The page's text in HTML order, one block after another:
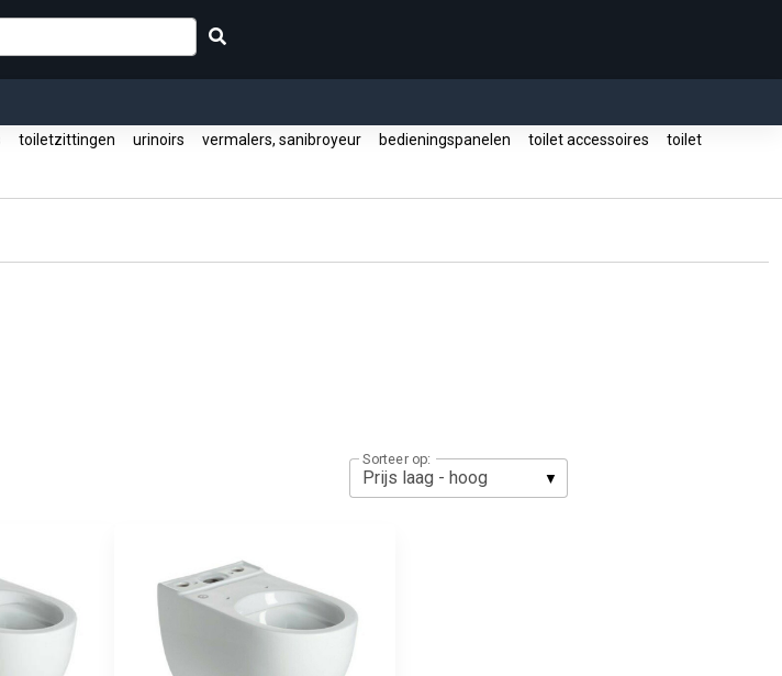
toiletzittingen urinoirs vermalers, sanibroyeur bedieningspanelen toilet accessoires
toilet
Sorteer op: